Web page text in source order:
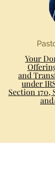
Your
and
under
Section 170,